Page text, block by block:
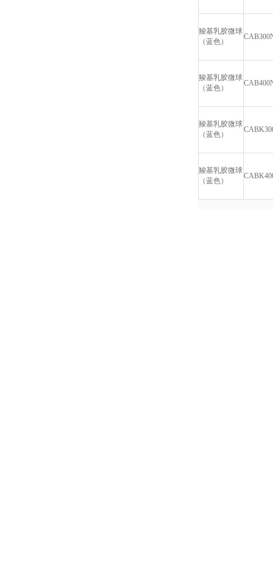
羧基乳胶微球
（蓝色）
羧基乳胶微球
（蓝色）
羧基乳胶微球
（蓝色）
羧基乳胶微球
（蓝色）